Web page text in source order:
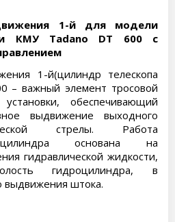
1-й для модели
КМУ Tadano DT 600 с
1-й(цилиндр телескопа
– важный элемент тросовой
установки, обеспечивающий
выдвижение выходного
стрелы. Работа
цилиндра основана на
гидравлической жидкости,
гидроцилиндра, в
выдвижения штока.